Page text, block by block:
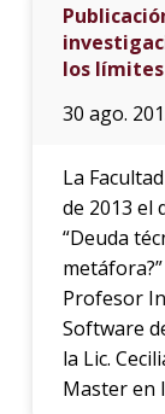
los
30 ago.
La
de 2013 el
“Deuda
Profesor
Software
la Lic.
Master en